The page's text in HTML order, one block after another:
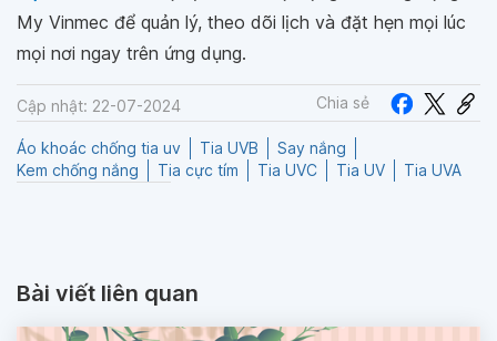
My Vinmec để quản lý, theo dõi lịch và đặt hẹn mọi lúc
mọi nơi ngay trên ứng dụng.
Cập nhật: 22-07-2024 Chia sẻ
Áo khoác chống tia uv Tia UVB
Say nắng
Kem chống nắng
Tia cực tím Tia UVC Tia UV Tia UVA
Bài viết liên quan